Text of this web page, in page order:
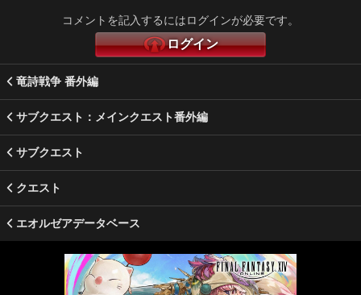
コメントを記入するにはログインが必要です。
ログイン
竜詩戦争 番外編
サブクエスト：メインクエスト番外編
サブクエスト
クエスト
エオルゼアデータベース